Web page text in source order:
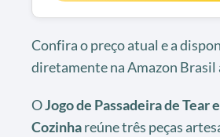
Confira o preço atual e a
diretamente na Amazon Brasil
OJogo de Passadeira de Tear
Cozinhareúne três peças